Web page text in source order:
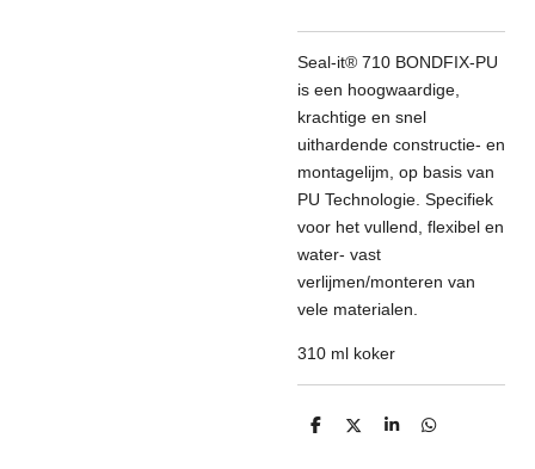
Seal-it® 710 BONDFIX-PU
is een hoogwaardige,
krachtige en snel
uithardende constructie- en
montagelijm, op basis van
PU Technologie. Specifiek
voor het vullend, flexibel en
water- vast
verlijmen/monteren van
vele materialen.
310 ml koker
D
D
S
D